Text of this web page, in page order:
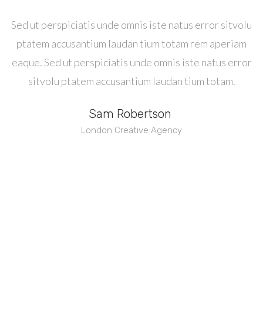
Sed ut perspiciatis unde omnis iste natus error sitvolu
ptatem accusantium laudan tium totam rem aperiam
eaque. Sed ut perspiciatis unde omnis iste natus error
sitvolu ptatem accusantium laudan tium totam.
Sam Robertson
London Creative Agency